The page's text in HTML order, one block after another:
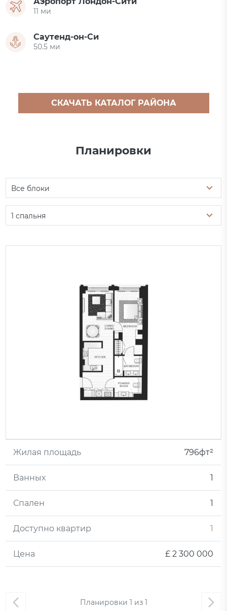
11 ми
Саутенд-он-Си
50.5 ми
СКАЧАТЬ КАТАЛОГ РАЙОНА
Планировки
Все блоки
1 спальня
Планировки 1 из 1
Жилая площадь 796фт²
Ванных 1
Спален 1
Доступно квартир 1
Цена £ 2 300 000